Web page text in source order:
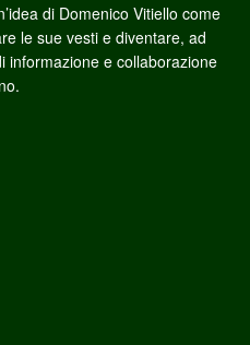
di Domenico Vitiello come
le sue vesti e diventare, ad
informazione e collaborazione